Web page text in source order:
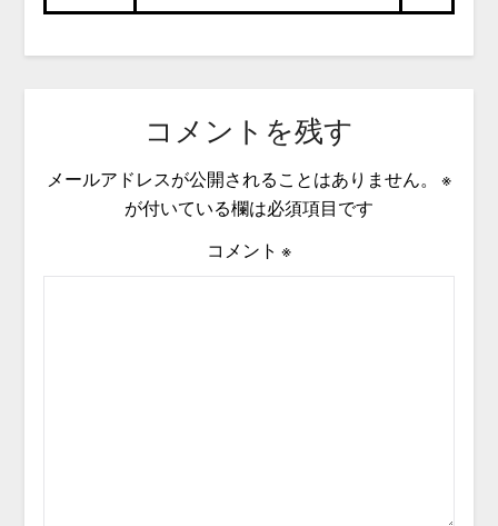
コメントを残す
メールアドレスが公開されることはありません。
※
が付いている欄は必須項目です
コメント ※